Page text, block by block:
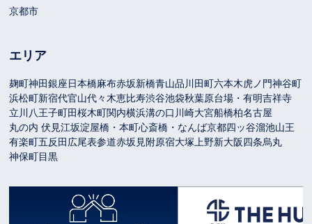
京都市
エリア
麹町神田銀座日本橋麻布赤坂新橋青山品川 田町六本木虎ノ門神谷町
浜松町新宿代官山代々木恵比寿渋谷池袋秋葉原台場・有明吉祥寺
立川 八王子町田桜木町関内横浜溝の口 川崎大宮船橋柏名古屋
丸の内 伏見江坂淀屋橋・本町心斎橋・なんば京都四ッ谷溜池山王
有楽町五反田 広尾表参道赤坂見附原宿大塚 上野新大阪四条烏丸
神保町目黒